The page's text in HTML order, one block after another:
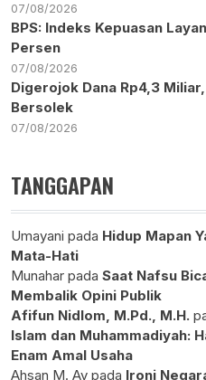
07/08/2026
BPS: Indeks Kepuasan
Persen
07/08/2026
Digerojok Dana Rp4,3
Bersolek
07/08/2026
TANGGAPAN
Umayani pada Hidup Mapan
Mata-Hati
Munahar pada Saat Nafsu
Membalik Opini Publik
Afifun Nidlom, M.Pd., M.H.
Islam dan Muhammadiyah:
Enam Amal Usaha
Ahsan M. Ay pada Ironi